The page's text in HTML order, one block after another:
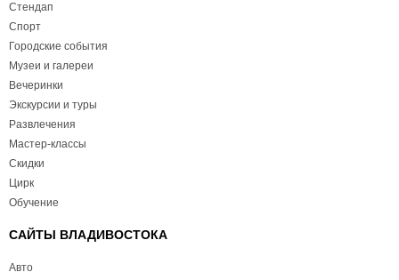
Стендап
Спорт
Городские события
Музеи и галереи
Вечеринки
Экскурсии и туры
Развлечения
Мастер-классы
Скидки
Цирк
Обучение
САЙТЫ ВЛАДИВОСТОКА
Авто